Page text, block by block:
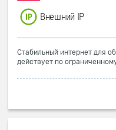
Внешний IP
Стабильный интернет для
действует по